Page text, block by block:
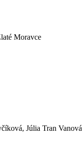
Moravce
Júlia Tran Vanová